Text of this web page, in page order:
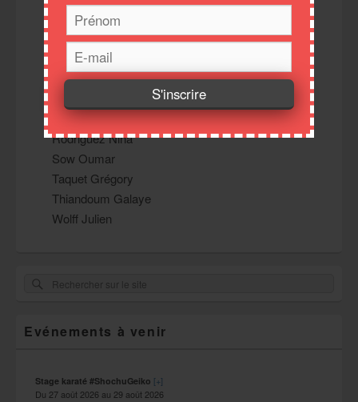
Maillé Lydia
Maladobry Elise
Matoussowski Iris
Mispiratceguy Benoit
Renciot Melvin
Rodriguez Nina
Sow Oumar
Taquet Grégory
Thiandoum Galaye
Wolff Julien
principale
pour
Rechercher :
Rechercher
site
Evénements à venir
Stage karaté #ShochuGeiko [+]
Du 27 août 2026 au 29 août 2026